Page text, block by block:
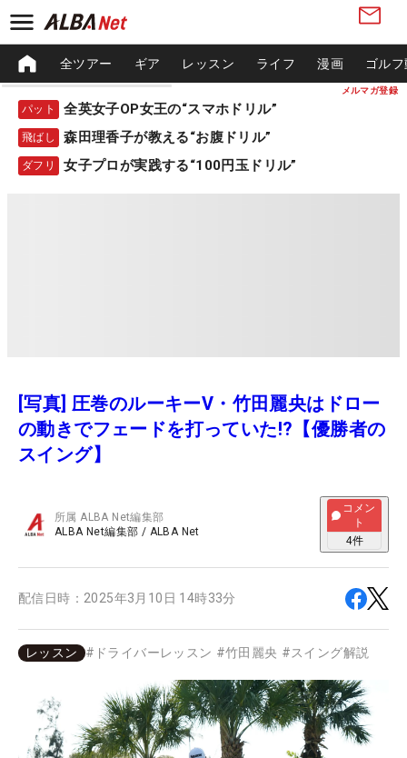
メルマガ登録
全ツアー ギア レッスン ライフ 漫画 ゴル
パット 全英女子OP女王の“スマホドリル”
飛ばし 森田理香子が教える“お腹ドリル”
ダフリ 女子プロが実践する“100円玉ドリル”
[写真] 圧巻のルーキーV・竹田麗央はドロー
の動きでフェードを打っていた!?【優勝者の
スイング】
所属ALBA Net編集部
ALBA Net編集部 / ALBA Net
コメン
ト
4件
配信日時： 2025年3月10日 14時33分
レッスン # ドライバーレッスン #竹田麗央 #スイング解説